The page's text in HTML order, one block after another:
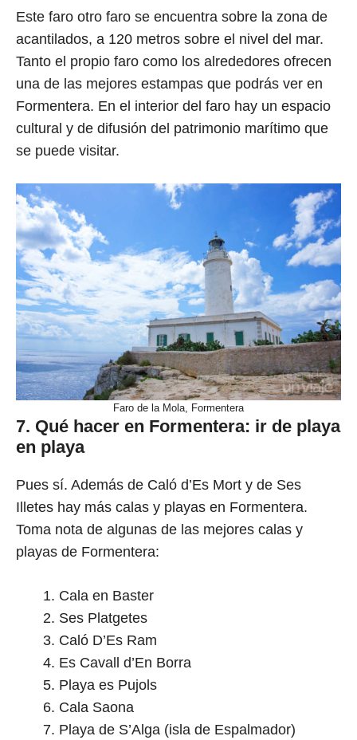
Este faro otro faro se encuentra sobre la zona de
acantilados, a 120 metros sobre el nivel del mar.
Tanto el propio faro como los alrededores ofrecen
una de las mejores estampas que podrás ver en
Formentera. En el interior del faro hay un espacio
cultural y de difusión del patrimonio marítimo que
se puede visitar.
Faro de la Mola, Formentera
7. Qué hacer en Formentera: ir de playa
en playa
Pues sí. Además de Caló d’Es Mort y de Ses
Illetes hay más calas y playas en Formentera.
Toma nota de algunas de las mejores calas y
playas de Formentera:
Cala en Baster
Ses Platgetes
Caló D’Es Ram
Es Cavall d’En Borra
Playa es Pujols
Cala Saona
Playa de S’Alga (isla de Espalmador)